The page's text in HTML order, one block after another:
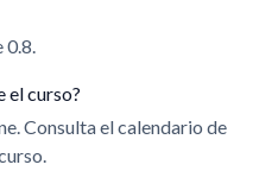
0.8.
el curso?
Consulta el calendario de